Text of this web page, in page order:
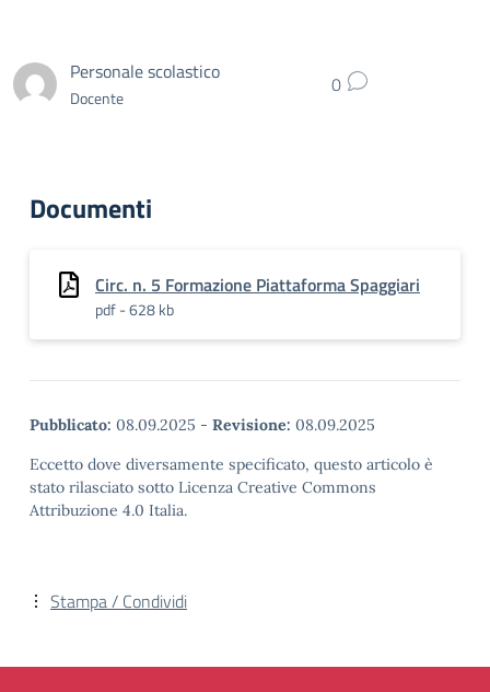
Personale scolastico
Docente 0
Documenti
Circ. n. 5 Formazione Piattaforma Spaggiari
pdf - 628 kb
Pubblicato: 08.09.2025 - Revisione: 08.09.2025
Eccetto dove diversamente specificato, questo articolo è
stato rilasciato sotto Licenza Creative Commons
Attribuzione 4.0 Italia.
Stampa / Condividi